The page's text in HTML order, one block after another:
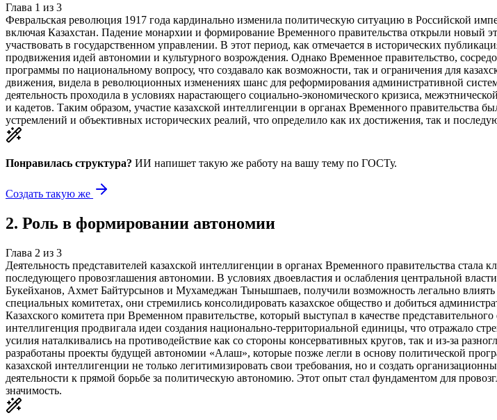
Глава 1 из 3
Февральская революция 1917 года кардинально изменила политическую ситуацию в Российской
включая Казахстан. Падение монархии и формирование Временного правительства открыли новый
участвовать в государственном управлении. В этот период, как отмечается в исторических
продвижения идей автономии и культурного возрождения. Однако Временное правительство,
программы по национальному вопросу, что создавало как возможности, так и ограничения для
движения, видела в революционных изменениях шанс для реформирования административной
деятельность проходила в условиях нарастающего социально-экономического кризиса,
и кадетов. Таким образом, участие казахской интеллигенции в органах Временного
устремлений и объективных исторических реалий, что определило как их достижения, так и
Понравилась структура? ИИ напишет такую же работу на вашу тему по ГОСТу.
Создать такую же
2. Роль в формировании автономии
Глава 2 из 3
Деятельность представителей казахской интеллигенции в органах Временного правительства
последующего провозглашения автономии. В условиях двоевластия и ослабления центральной
Букейханов, Ахмет Байтурсынов и Мухамеджан Тынышпаев, получили возможность легально
специальных комитетах, они стремились консолидировать казахское общество и добиться
Казахского комитета при Временном правительстве, который выступал в качестве
интеллигенция продвигала идеи создания национально-территориальной единицы, что отражало
усилия наталкивались на противодействие как со стороны консервативных кругов, так и из-за
разработаны проекты будущей автономии «Алаш», которые позже легли в основу политической
казахской интеллигенции не только легитимизировать свои требования, но и создать
деятельности к прямой борьбе за политическую автономию. Этот опыт стал фундаментом для
значимость.